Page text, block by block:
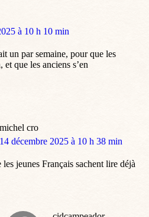
à 10 h 10 min
un par semaine, pour que les
et que les anciens s’en
michel cro
dit
14 décembre 2025 à 10 h 38 min
jeunes Français sachent lire déjà